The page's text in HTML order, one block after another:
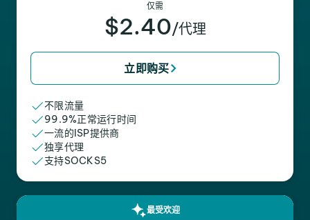
仅需
$2.40/代理
立即购买
不限流量
99.9%正常运行时间
一流的ISP提供商
独享代理
支持SOCKS5
最受欢迎